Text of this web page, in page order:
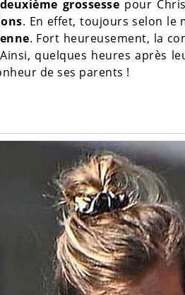
grossesse pour
. En effet, toujours selon le
. Fort heureusement, la
quelques heures après
de ses parents !